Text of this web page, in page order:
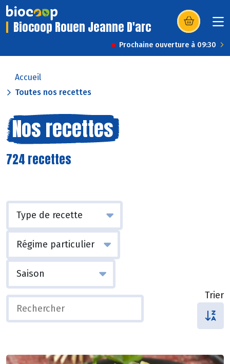
Biocoop Rouen Jeanne D'arc (s’ouvre dans
Prochaine ouverture à 09:30
Accueil
Toutes nos recettes
Nos recettes
724 recettes
Trier